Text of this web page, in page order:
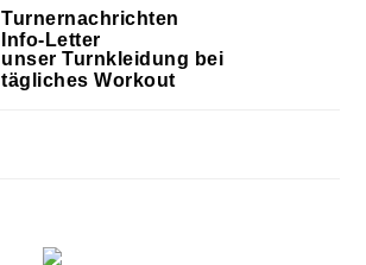
Turnernachrichten
unser Turnkleidung bei
Info-Letter
tägliches Workout